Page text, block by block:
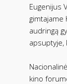
Eugenijus
gimtajame
audringą
apsuptyje,
kino